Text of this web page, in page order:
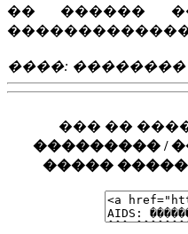
�� ������
����: ��������
��� ��
��������� /
�����